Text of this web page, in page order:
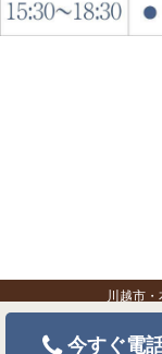
川越市
今すぐ電